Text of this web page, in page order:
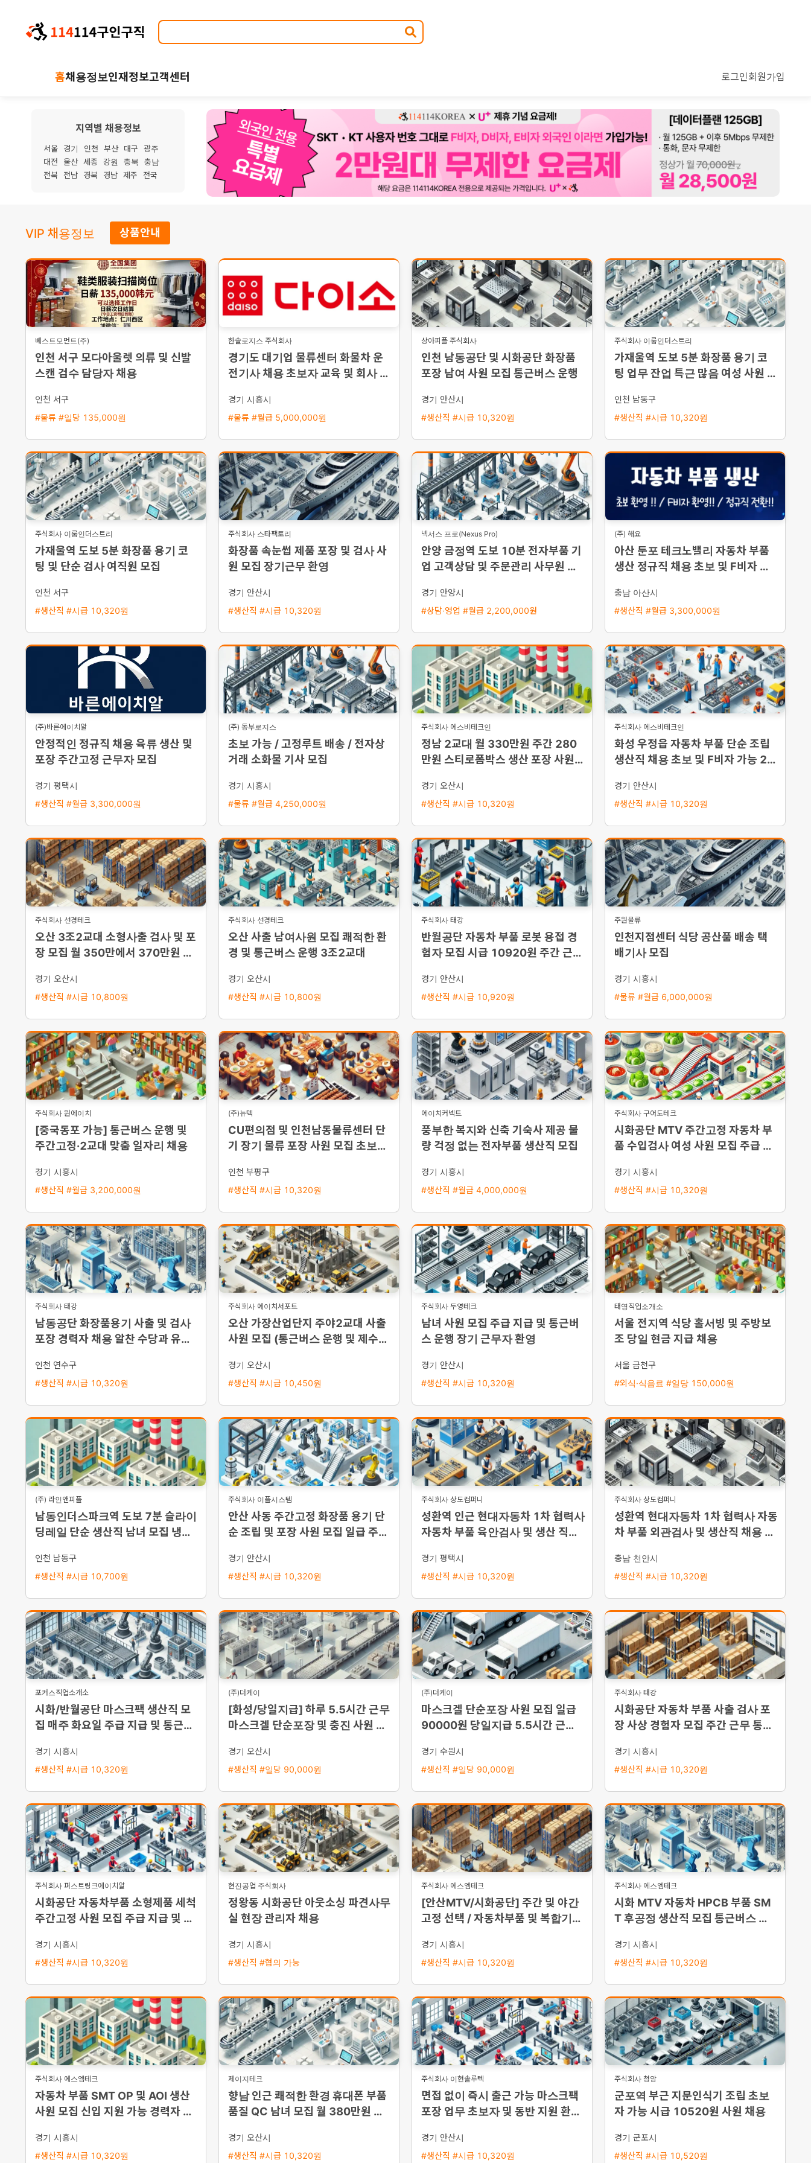
홈채용정보인재정보고객센터 로그인회원가입
지역별 채용정보
서울 경기 인천 부산 대구
광주
대전
울산 세종 강원 충북
충남
전북
전남 경북 경남 제주 전국
VIP 채용정보 상품안내
베스트모먼트(주)
인천 서구 모다아울렛 의류 및 신발
스캔 검수 담당자 채용
인천 서구
#물류 #일당 135,000원
한솔로지스 주식회사
경기도 대기업 물류센터 화물차 운
전기사 채용 초보자 교육 및 회사 차
경기 시흥시
#물류 #월급 5,000,000원
상아피플 주식회사
인천 남동공단 및 시화공단 화장품
포장 남여 사원 모집 통근버스 운행
경기 안산시
#생산직 #시급 10,320원
주식회사 이룸인더스트리
가재울역 도보 5분 화장품 용기 코
팅 업무 잔업 특근 많음 여성 사원 모
인천 남동구
#생산직 #시급 10,320원
주식회사 이룸인더스트리
가재울역 도보 5분 화장품 용기 코
팅 및 단순 검사 여직원 모집
인천 서구
#생산직 #시급 10,320원
주식회사 스타팩토리
화장품 속눈썹 제품 포장 및 검사 사
원 모집 장기근무 환영
경기 안산시
#생산직 #시급 10,320원
넥서스 프로(Nexus Pro)
안양 금정역 도보 10분 전자부품 기
업 고객상담 및 주문관리 사무원 채
경기 안양시
#상담·영업 #월급 2,200,000원
(주) 해요
아산 둔포 테크노밸리 자동차 부품
생산 정규직 채용 초보 및 F비자 환
충남 아산시
#생산직 #월급 3,300,000원
(주)바른에이치알
안정적인 정규직 채용 육류 생산 및
포장 주간고정 근무자 모집
경기 평택시
#생산직 #월급 3,300,000원
(주) 동부로지스
초보 가능 / 고정루트 배송 / 전자상
거래 소화물 기사 모집
경기 시흥시
#물류 #월급 4,250,000원
주식회사 에스비테크인
정남 2교대 월 330만원 주간 280
만원 스티로폼박스 생산 포장 사원
경기 오산시
#생산직 #시급 10,320원
주식회사 에스비테크인
화성 우정읍 자동차 부품 단순 조립
생산직 채용 초보 및 F비자 가능 2교
경기 안산시
#생산직 #시급 10,320원
주식회사 선경테크
오산 3조2교대 소형사출 검사 및 포
장 모집 월 350만에서 370만원 이
경기 오산시
#생산직 #시급 10,800원
주식회사 선경테크
오산 사출 남여사원 모집 쾌적한 환
경 및 통근버스 운행 3조2교대
경기 오산시
#생산직 #시급 10,800원
주식회사 태강
반월공단 자동차 부품 로봇 용접 경
험자 모집 시급 10920원 주간 근무
경기 안산시
#생산직 #시급 10,920원
주원물류
인천지점센터 식당 공산품 배송 택
배기사 모집
경기 시흥시
#물류 #월급 6,000,000원
주식회사 원에이치
[중국동포 가능] 통근버스 운행 및
주간고정·2교대 맞춤 일자리 채용
경기 시흥시
#생산직 #월급 3,200,000원
(주)뉴텍
CU편의점 및 인천남동물류센터 단
기 장기 물류 포장 사원 모집 초보환
인천 부평구
#생산직 #시급 10,320원
에이치커넥트
풍부한 복지와 신축 기숙사 제공 물
량 걱정 없는 전자부품 생산직 모집
경기 시흥시
#생산직 #월급 4,000,000원
주식회사 구어도테크
시화공단 MTV 주간고정 자동차 부
품 수입검사 여성 사원 모집 주급 가
경기 시흥시
#생산직 #시급 10,320원
주식회사 태강
남동공단 화장품용기 사출 및 검사
포장 경력자 채용 알찬 수당과 유급
인천 연수구
#생산직 #시급 10,320원
주식회사 에이치서포트
오산 가장산업단지 주야2교대 사출
사원 모집 (통근버스 운행 및 제수당
경기 오산시
#생산직 #시급 10,450원
주식회사 두영테크
남녀 사원 모집 주급 지급 및 통근버
스 운행 장기 근무자 환영
경기 안산시
#생산직 #시급 10,320원
태영직업소개소
서울 전지역 식당 홀서빙 및 주방보
조 당일 현금 지급 채용
서울 금천구
#외식·식음료 #일당 150,000원
(주) 라인앤피플
남동인더스파크역 도보 7분 슬라이
딩레일 단순 생산직 남녀 모집 냉난
인천 남동구
#생산직 #시급 10,700원
주식회사 이플시스템
안산 사동 주간고정 화장품 용기 단
순 조립 및 포장 사원 모집 일급 주급
경기 안산시
#생산직 #시급 10,320원
주식회사 상도컴퍼니
성환역 인근 현대자동차 1차 협력사
자동차 부품 육안검사 및 생산 직원
경기 평택시
#생산직 #시급 10,320원
주식회사 상도컴퍼니
성환역 현대자동차 1차 협력사 자동
차 부품 외관검사 및 생산직 채용 통
충남 천안시
#생산직 #시급 10,320원
포커스직업소개소
시화/반월공단 마스크팩 생산직 모
집 매주 화요일 주급 지급 및 통근버
경기 시흥시
#생산직 #시급 10,320원
(주)더케이
[화성/당일지급] 하루 5.5시간 근무
마스크겔 단순포장 및 충진 사원 모
경기 오산시
#생산직 #일당 90,000원
(주)더케이
마스크겔 단순포장 사원 모집 일급
90000원 당일지급 5.5시간 근무
경기 수원시
#생산직 #일당 90,000원
주식회사 태강
시화공단 자동차 부품 사출 검사 포
장 사상 경험자 모집 주간 근무 통근
경기 시흥시
#생산직 #시급 10,320원
주식회사 퍼스트링크에이치알
시화공단 자동차부품 소형제품 세척
주간고정 사원 모집 주급 지급 및 즉
경기 시흥시
#생산직 #시급 10,320원
현진공업 주식회사
정왕동 시화공단 아웃소싱 파견사무
실 현장 관리자 채용
경기 시흥시
#생산직 #협의 가능
주식회사 에스엠테크
[안산MTV/시화공단] 주간 및 야간
고정 선택 / 자동차부품 및 복합기
경기 시흥시
#생산직 #시급 10,320원
주식회사 에스엠테크
시화 MTV 자동차 HPCB 부품 SM
T 후공정 생산직 모집 통근버스 운
경기 시흥시
#생산직 #시급 10,320원
주식회사 에스엠테크
자동차 부품 SMT OP 및 AOI 생산
사원 모집 신입 지원 가능 경력자 우
경기 시흥시
#생산직 #시급 10,320원
제이지테크
향남 인근 쾌적한 환경 휴대폰 부품
품질 QC 남녀 모집 월 380만원 이
경기 오산시
#생산직 #시급 10,320원
주식회사 이현솔루텍
면접 없이 즉시 출근 가능 마스크팩
포장 업무 초보자 및 동반 지원 환영
경기 안산시
#생산직 #시급 10,320원
주식회사 청암
군포역 부근 지문인식기 조립 초보
자 가능 시급 10520원 사원 채용
경기 군포시
#생산직 #시급 10,520원